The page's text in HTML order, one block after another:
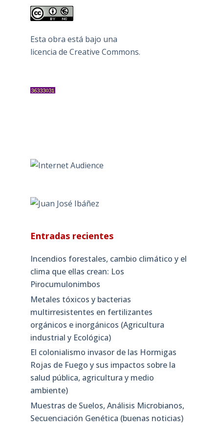
Esta obra está bajo una
licencia de Creative Commons.
Entradas recientes
Incendios forestales, cambio climático y el
clima que ellas crean: Los
Pirocumulonimbos
Metales tóxicos y bacterias
multirresistentes en fertilizantes
orgánicos e inorgánicos (Agricultura
industrial y Ecológica)
El colonialismo invasor de las Hormigas
Rojas de Fuego y sus impactos sobre la
salud pública, agricultura y medio
ambiente)
Muestras de Suelos, Análisis Microbianos,
Secuenciación Genética (buenas noticias)